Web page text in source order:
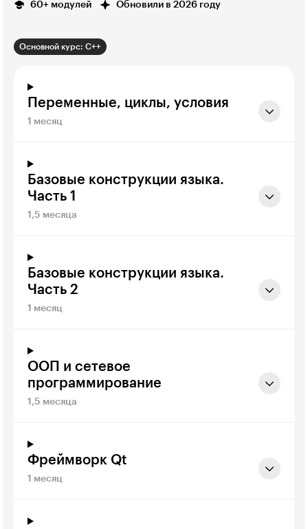
60+ модулей Обновили в 2026 году
Основной курс: C++
Переменные, циклы, условия
1 месяц
Базовые конструкции языка.
Часть 1
1,5 месяца
Базовые конструкции языка.
Часть 2
1 месяц
ООП и сетевое
программирование
1,5 месяца
Фреймворк Qt
1 месяц